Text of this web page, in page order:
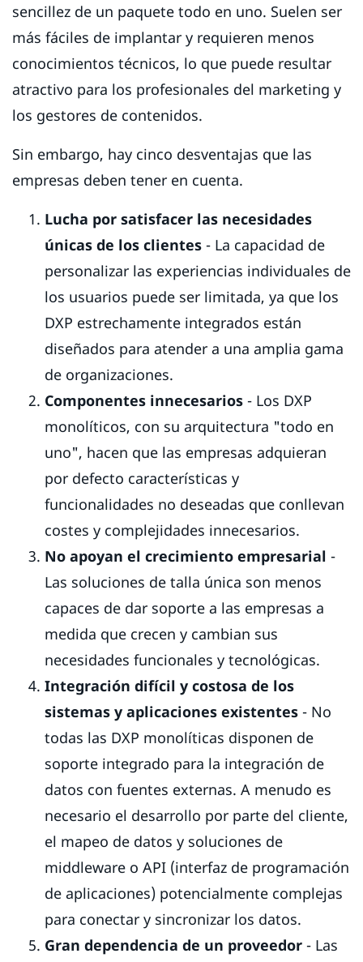
sencillez de un paquete todo en uno. Suelen ser
más fáciles de implantar y requieren menos
conocimientos técnicos, lo que puede resultar
atractivo para los profesionales del marketing y
los gestores de contenidos.
Sin embargo, hay cinco desventajas que las
empresas deben tener en cuenta.
Lucha por satisfacer las necesidades
únicas de los clientes - La capacidad de
personalizar las experiencias individuales de
los usuarios puede ser limitada, ya que los
DXP estrechamente integrados están
diseñados para atender a una amplia gama
de organizaciones.
Componentes innecesarios - Los DXP
monolíticos, con su arquitectura "todo en
uno", hacen que las empresas adquieran
por defecto características y
funcionalidades no deseadas que conllevan
costes y complejidades innecesarios.
No apoyan el crecimiento empresarial -
Las soluciones de talla única son menos
capaces de dar soporte a las empresas a
medida que crecen y cambian sus
necesidades funcionales y tecnológicas.
Integración difícil y costosa de los
sistemas y aplicaciones existentes - No
todas las DXP monolíticas disponen de
soporte integrado para la integración de
datos con fuentes externas. A menudo es
necesario el desarrollo por parte del cliente,
el mapeo de datos y soluciones de
middleware o API (interfaz de programación
de aplicaciones) potencialmente complejas
para conectar y sincronizar los datos.
Gran dependencia de un proveedor - Las